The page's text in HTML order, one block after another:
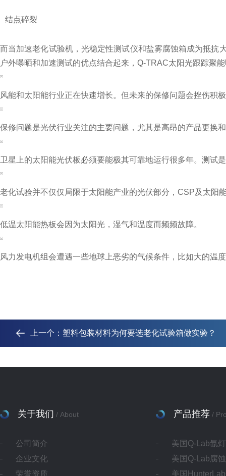
结点碎裂
而当加速老化试验机，光稳定性测试仪和盐雾腐蚀箱成为抵抗
户外曝晒和加速测试的优点结合起来，Q-TRAC太阳光跟踪聚
风能和太阳能行业正在快速增长。但未来的保修问题会挫伤积
保修问题是光伏行业关注的主要问题，尤其是高昂的产品更换
卫星上的太阳能光伏板必须要能极其可靠地运行很多年。测试
老化试验并不仅仅局限于太阳能产业的光伏部分，CSP及太阳
低温太阳能热板会因为太阳光，湿气和温度而频频故障。
风力发电机组会遭遇一些地球上恶劣的气候条件，比如大的温
上一个： 塑料包装材料为何要选老化试验箱做实验？
关于我们 / About
公司简介
企业文化
荣誉资质
产品推荐 /
美国Q-Lab氙
美国Q-Lab腐
美国